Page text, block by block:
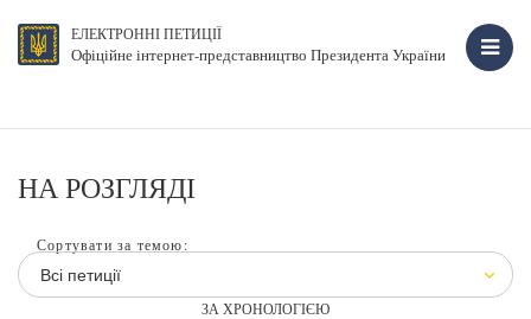
ЕЛЕКТРОННІ ПЕТИЦІЇ
Офіційне інтернет-представництво Президента України
НА РОЗГЛЯДІ
Сортувати за темою:
Всі петиції
ЗА ХРОНОЛОГІЄЮ